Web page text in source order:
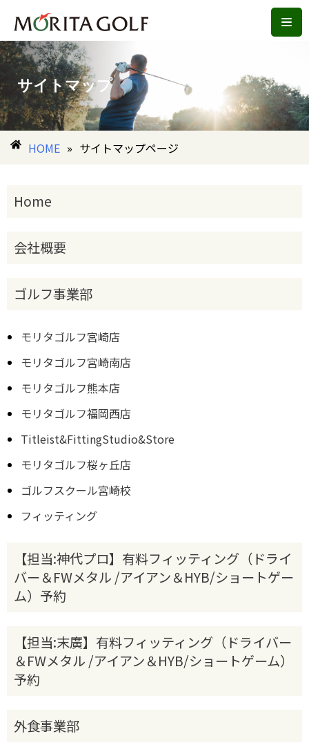
コ
ン
テ
ン
ツ
へ
ス
プ
サイトマップ
HOME » サイトマップページ
Home
会社概要
ゴルフ事業部
モリタゴルフ宮崎店
モリタゴルフ宮崎南店
モリタゴルフ熊本店
モリタゴルフ福岡西店
Titleist&FittingStudio&Store
モリタゴルフ桜ヶ丘店
ゴルフスクール宮崎校
フィッティング
【担当:神代プロ】有料フィッティング（ドライ
バー＆FWメタル /アイアン＆HYB/ショートゲー
ム）予約
【担当:末廣】有料フィッティング（ドライバー
＆FWメタル /アイアン＆HYB/ショートゲーム）
予約
外食事業部